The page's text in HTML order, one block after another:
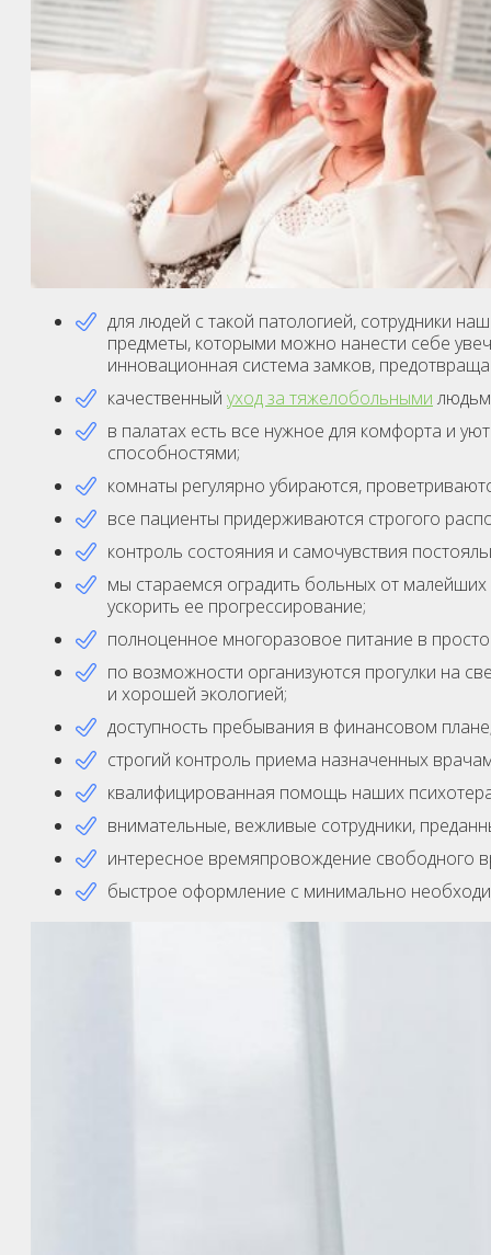
для людей с такой патологией, сотрудники
предметы, которыми можно нанести себе
инновационная система замков,
качественный уход за тяжелобольными
в палатах есть все нужное для комфорта и
способностями;
комнаты регулярно убираются,
все пациенты придерживаются строгого
контроль состояния и самочувствия
мы стараемся оградить больных от малейших
ускорить ее прогрессирование;
полноценное многоразовое питание в
по возможности организуются прогулки на
и хорошей экологией;
доступность пребывания в финансовом
строгий контроль приема назначенных
квалифицированная помощь наших
внимательные, вежливые сотрудники,
интересное времяпровождение свободного
быстрое оформление с минимально